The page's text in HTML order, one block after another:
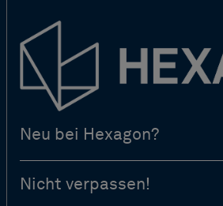
Neu bei Hexagon?
Nicht verpassen!